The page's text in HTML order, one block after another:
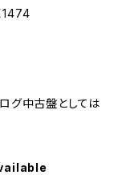
グ中古盤としては